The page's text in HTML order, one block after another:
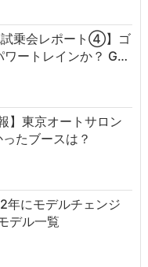
試乗会レポート④】ゴ
ワートレインか？ G…
】東京オートサロン
たブースは？
年にモデルチェンジ
デル一覧